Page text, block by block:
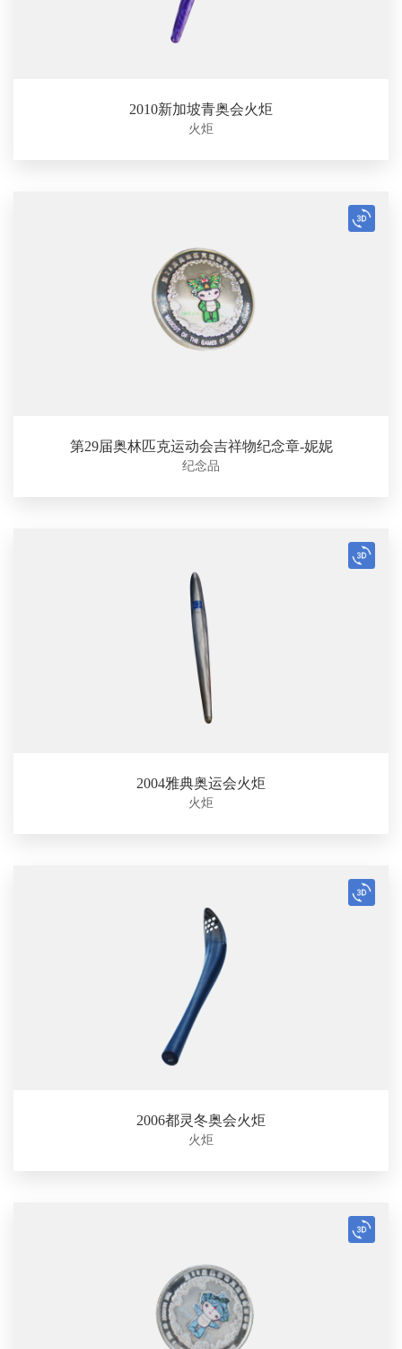
2010新加坡青奥会火炬
火炬
第29届奥林匹克运动会吉祥物纪念章-妮妮
纪念品
2004雅典奥运会火炬
火炬
2006都灵冬奥会火炬
火炬